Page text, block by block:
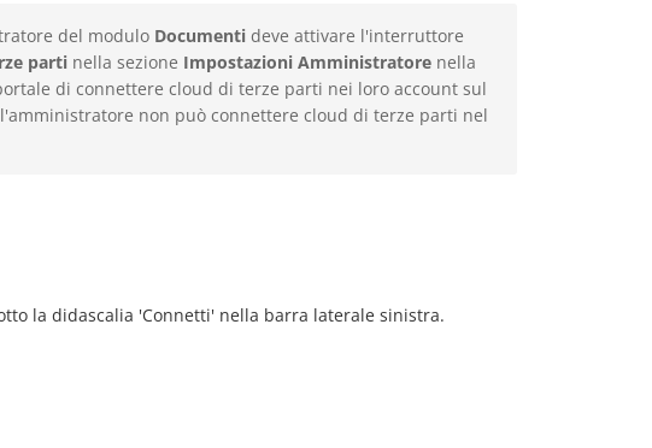
del modulo Documenti deve attivare l'interruttore
parti nella sezione Impostazioni Amministratore nella
di connettere cloud di terze parti nei loro account sul
non può connettere cloud di terze parti nel
la didascalia 'Connetti' nella barra laterale sinistra.